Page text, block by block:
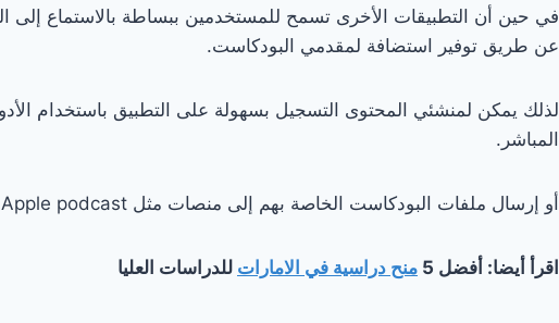
عن طريق توفير استضافة لمقدمي البودكاست.
لذلك يمكن لمنشئي المحتوى التسجيل بسهولة على التطبيق باستخدام
المباشر.
أو إرسال ملفات البودكاست الخاصة بهم إلى منصات مثل Apple podcast وGoogle podcast.
اقرأ أيضا: أفضل 5 منح دراسية في الامارات للدراسات العليا